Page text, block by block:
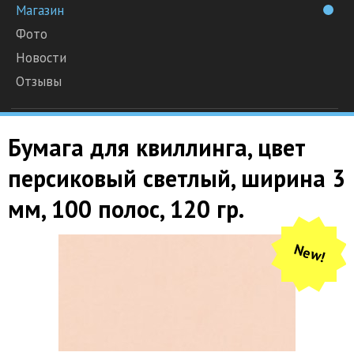
Магазин
Фото
Новости
Отзывы
Бумага для квиллинга, цвет
персиковый светлый, ширина 3
мм, 100 полос, 120 гр.
New!